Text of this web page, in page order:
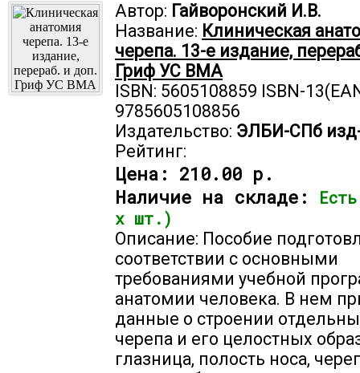
Автор: Гайворонский И.В.
Название: Клиническая
черепа. 13-е издание,
Гриф УС ВМА
ISBN: 5605108859 ISBN-
9785605108856
Издательство: ЭЛБИ-СПб
Рейтинг:
Цена: 210.00 р.
Наличие на складе:
х шт.)
Описание: Пособие
соответствии с основными
требованиями учебной
анатомии человека. В нем
данные о строении
черепа и его целостных
глазница, полость носа,